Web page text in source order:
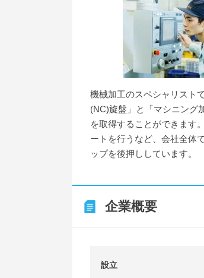
機械加工のスペシャリスト
(NC)旋盤」と「マシニング
を取得することができます
ートを行うなど、会社全体
ップを後押ししています。
企業概要
設立